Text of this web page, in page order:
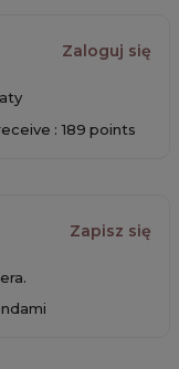
Zaloguj się
: 189 points
Zapisz się